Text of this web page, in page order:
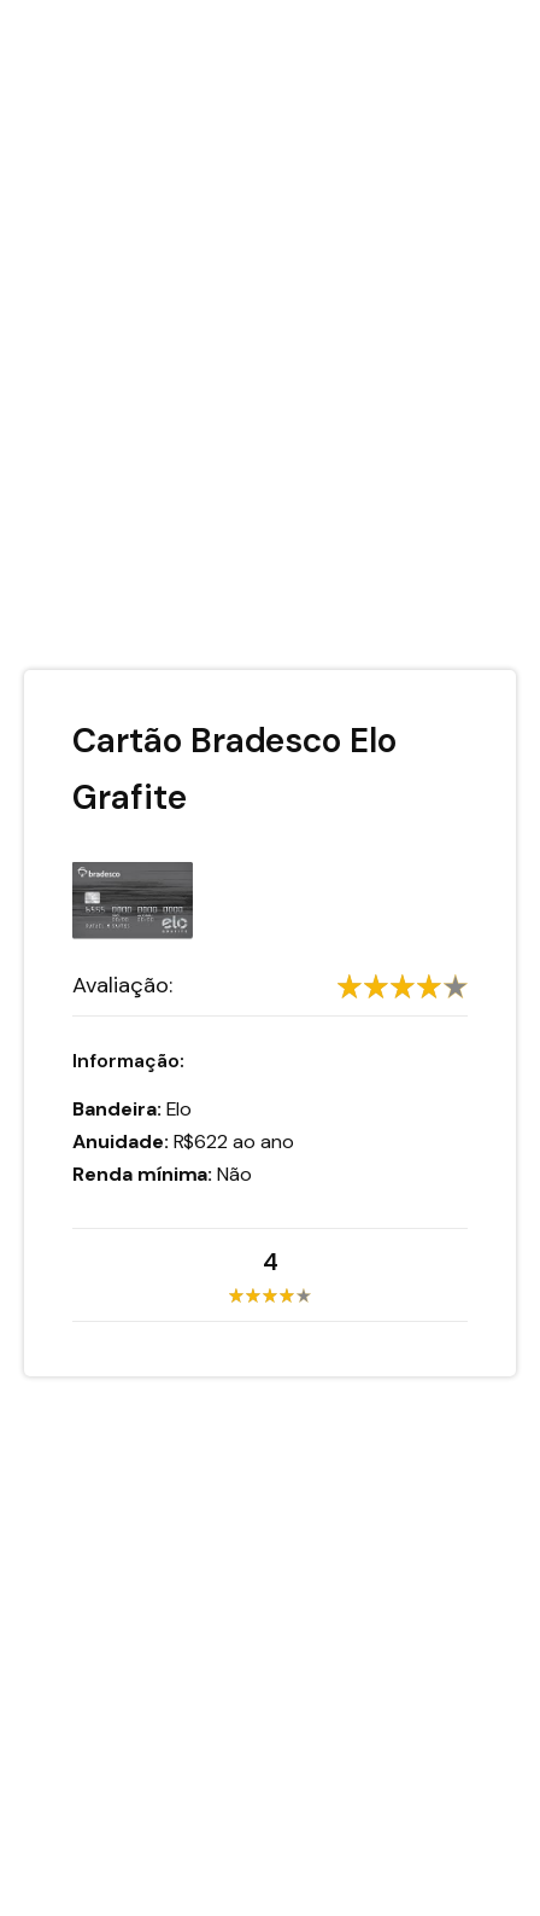
Cartão Bradesco Elo
Grafite
Avaliação:
Informação:
Bandeira: Elo
Anuidade: R$622 ao ano
Renda mínima: Não
4